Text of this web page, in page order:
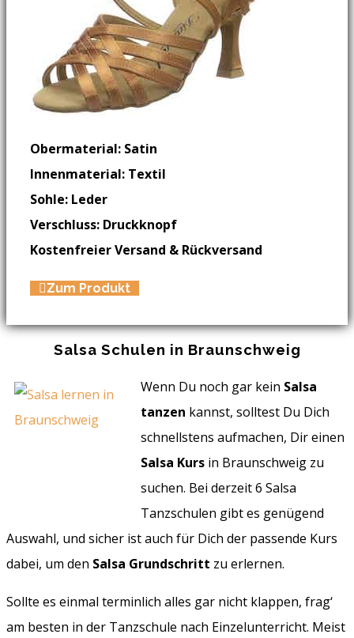
Obermaterial: Satin
Innenmaterial: Textil
Sohle: Leder
Verschluss: Druckknopf
Kostenfreier Versand & Rückversand
Zum Produkt
Salsa Schulen in Braunschweig
Wenn Du noch gar kein Salsa
tanzen kannst, solltest Du Dich
schnellstens aufmachen, Dir einen
Salsa Kurs in Braunschweig zu
suchen. Bei derzeit 6 Salsa
Tanzschulen gibt es genügend
Auswahl, und sicher ist auch für Dich der passende Kurs
dabei, um den Salsa Grundschritt zu erlernen.
Sollte es einmal terminlich alles gar nicht klappen, frag‘
am besten in der Tanzschule nach Einzelunterricht. Meist